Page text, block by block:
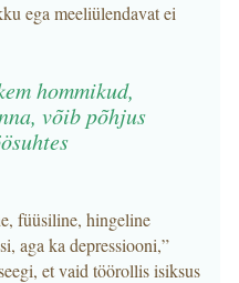
ega meeliülendavat ei
hommikud,
võib põhjus
füüsiline, hingeline
aga ka depressiooni,”
et vaid töörollis isiksus